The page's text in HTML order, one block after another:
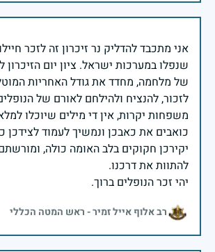
אני מתכבד להדליק נר זיכרון זה לזכר
שנפלו במערכות ישראל. ציון יום
של מלחמה, מחדד את גודל האחריות
משפחות יקרות, אין די מילים שיוכלו
כואבים את כאבכן ונמשיך לעמוד לצידכן
יקירכן חקוקים בלב האומה כולה,
יהי זכר הנופלים ברוך.
רב אלוף אייל זמיר - ראש המטה הכללי